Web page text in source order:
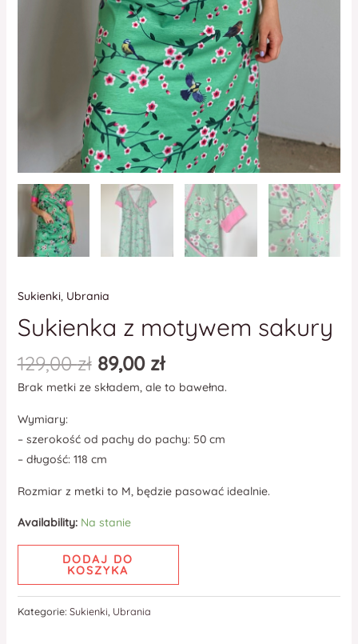
Sukienki, Ubrania
Sukienka z motywem sakury
129,00zł 89,00 zł
Brak metki ze składem, ale to bawełna.
Wymiary:
– szerokość od pachy do pachy: 50 cm
– długość: 118 cm
Rozmiar z metki to M, będzie pasować idealnie.
Availability: Na stanie
DODAJ DO
KOSZYKA
Kategorie: Sukienki, Ubrania